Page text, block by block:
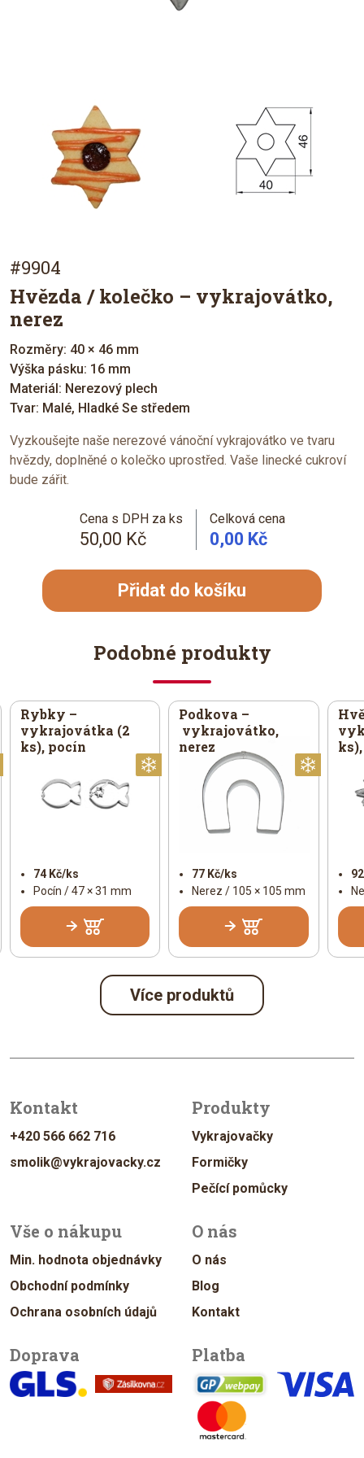
#9904
Hvězda / kolečko – vykrajovátko,
nerez
Rozměry: 40 × 46 mm
Výška pásku: 16 mm
Materiál: Nerezový plech
Tvar: Malé, Hladké Se středem
Vyzkoušejte naše nerezové vánoční vykrajovátko ve tvaru
hvězdy, doplněné o kolečko uprostřed. Vaše linecké cukroví
bude zářit.
Cena s DPH za ks
50,00 Kč
Celková cena
0,00 Kč
Přidat do košíku
Podobné produkty
Vánoční
Rybky –
vykrajovátka (2
ks), pocín
74 Kč/ks
Pocín / 47 × 31 mm
Podkova –
vykrajovátko,
nerez
77 Kč/ks
Nerez / 105 × 105 mm
Více produktů
Kontakt
+420 566 662 716
smolik@vykrajovacky.cz
Produkty
Vykrajovačky
Formičky
Pečící pomůcky
Vše o nákupu
Min. hodnota objednávky
Obchodní podmínky
Ochrana osobních údajů
O nás
O nás
Blog
Kontakt
Doprava Platba